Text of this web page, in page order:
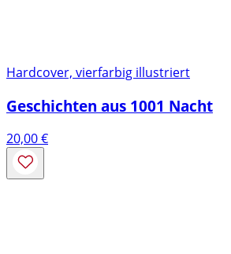
Hardcover, vierfarbig illustriert
Geschichten aus 1001 Nacht
20,00€